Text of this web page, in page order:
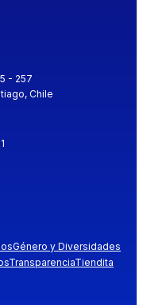
- 257
Chile
Género y Diversidades
TransparenciaTiendita